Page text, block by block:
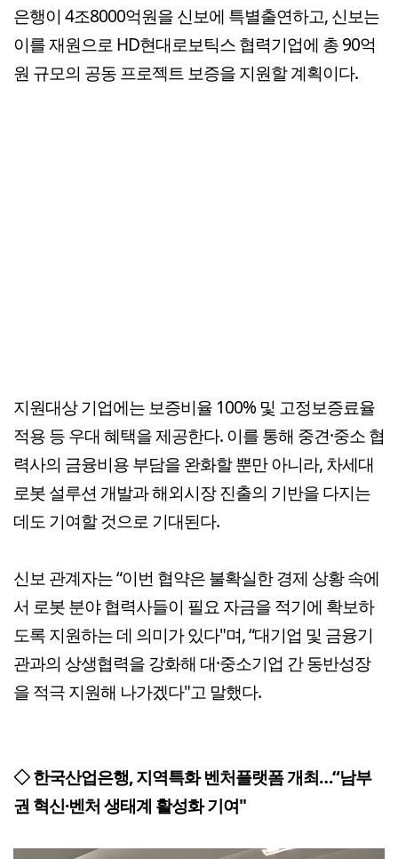
은행이 4조8000억원을 신보에 특별출연하고, 신보는
이를 재원으로 HD현대로보틱스 협력기업에 총 90억
원 규모의 공동 프로젝트 보증을 지원할 계획이다.
지원대상 기업에는 보증비율 100% 및 고정보증료율
적용 등 우대 혜택을 제공한다. 이를 통해 중견·중소 협
력사의 금융비용 부담을 완화할 뿐만 아니라, 차세대
로봇 설루션 개발과 해외시장 진출의 기반을 다지는
데도 기여할 것으로 기대된다.
신보 관계자는 “이번 협약은 불확실한 경제 상황 속에
서 로봇 분야 협력사들이 필요 자금을 적기에 확보하
도록 지원하는 데 의미가 있다"며, “대기업 및 금융기
관과의 상생협력을 강화해 대·중소기업 간 동반성장
을 적극 지원해 나가겠다"고 말했다.
◇ 한국산업은행, 지역특화 벤처플랫폼 개최…“남부
권 혁신·벤처 생태계 활성화 기여"